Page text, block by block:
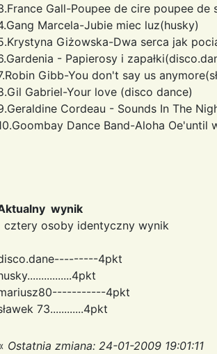
Gall-Poupee de cire poupee de
Marcela-Jubie miec luz(husky)
Giżowska-Dwa serca jak
- Papierosy i
Gibb-You don't say us
Gabriel-Your love (disco dance)
Cordeau - Sounds In The
Dance Band-Aloha Oe'until
wynik
cztery osoby identyczny wynik
4pkt
4pkt
73............4pkt
Ostatnia zmiana: 24-01-2009 19:01:11